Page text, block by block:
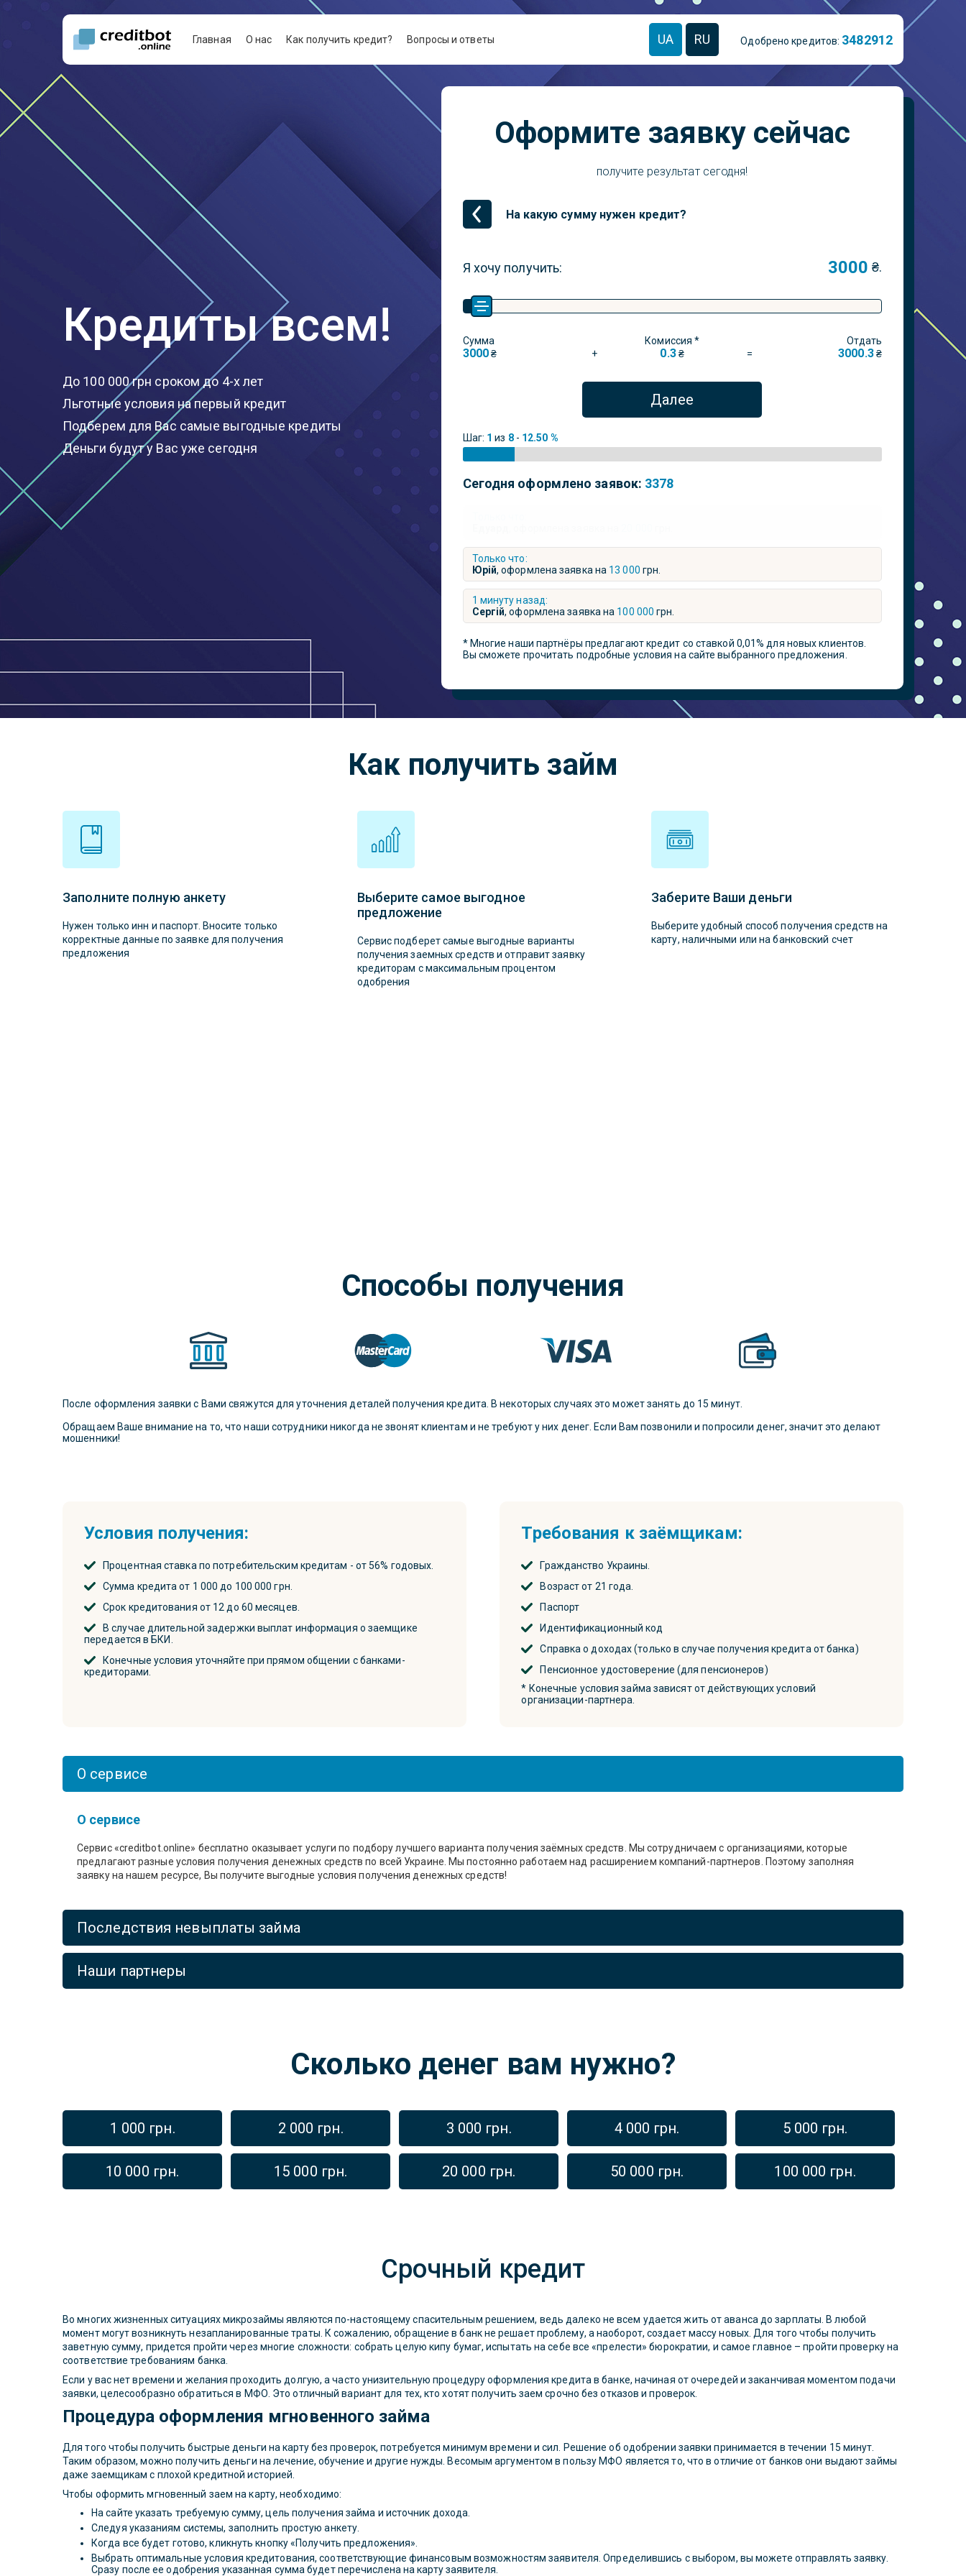
Главная О нас Как получить кредит? Вопросы и ответы UA RU Одобрено кредитов: 3482912
Кредиты всем!
До 100 000 грн сроком до 4-х лет
Льготные условия на первый кредит
Подберем для Вас самые выгодные кредиты
Деньги будут у Вас уже сегодня
Оформите заявку сейчас
получите результат сегодня!
На какую сумму нужен кредит?
Я хочу получить: ₴.
Сумма Комиссия * Отдать
3000₴ + 0.3₴ = 3000.3₴
Далее
Шаг: 1 из 8- 12.50 %
Сегодня оформлено заявок: 3378
Только что:
Юрій, оформлена заявка на 13 000 грн.
1 минуту назад:
Сергій, оформлена заявка на 100 000 грн.
* Многие наши партнёры предлагают кредит со ставкой 0,01% для новых клиентов.
Вы сможете прочитать подробные условия на сайте выбранного предложения.
Как получить займ
Заполните полную анкету
Нужен только инн и паспорт. Вносите только
корректные данные по заявке для получения
предложения
Выберите самое выгодное
предложение
Сервис подберет самые выгодные варианты
получения заемных средств и отправит заявку
кредиторам с максимальным процентом
одобрения
Заберите Ваши деньги
Выберите удобный способ получения средств на
карту, наличными или на банковский счет
Способы получения
После оформления заявки с Вами свяжутся для уточнения деталей получения кредита. В некоторых случаях это может занять до 15 минут.
Обращаем Ваше внимание на то, что наши сотрудники никогда не звонят клиентам и не требуют у них денег. Если Вам позвонили и попросили денег, значит это делают
мошенники!
Условия получения:
Процентная ставка по потребительским кредитам - от 56% годовых.
Сумма кредита от 1 000 до 100 000 грн.
Срок кредитования от 12 до 60 месяцев.
В случае длительной задержки выплат информация о заемщике
передается в БКИ.
Конечные условия уточняйте при прямом общении с банками-
кредиторами.
Требования к заёмщикам:
Гражданство Украины.
Возраст от 21 года.
Паспорт
Идентификационный код
Справка о доходах (только в случае получения кредита от банка)
Пенсионное удостоверение (для пенсионеров)
* Конечные условия займа зависят от действующих условий
организации-партнера.
О сервисе
О сервисе
Сервис «creditbot.online» бесплатно оказывает услуги по подбору лучшего варианта получения заёмных средств. Мы сотрудничаем с организациями, которые
предлагают разные условия получения денежных средств по всей Украине. Мы постоянно работаем над расширением компаний-партнеров. Поэтому заполняя
заявку на нашем ресурсе, Вы получите выгодные условия получения денежных средств!
Последствия невыплаты займа
Наши партнеры
Сколько денег вам нужно?
1 000 грн. 2 000 грн. 3 000 грн. 4 000 грн. 5 000 грн.
10 000 грн. 15 000 грн. 20 000 грн. 50 000 грн. 100 000 грн.
Срочный кредит
Во многих жизненных ситуациях микрозаймы являются по-настоящему спасительным решением, ведь далеко не всем удается жить от аванса до зарплаты. В любой
момент могут возникнуть незапланированные траты. К сожалению, обращение в банк не решает проблему, а наоборот, создает массу новых. Для того чтобы получить
заветную сумму, придется пройти через многие сложности: собрать целую кипу бумаг, испытать на себе все «прелести» бюрократии, и самое главное – пройти проверку на
соответствие требованиям банка.
Если у вас нет времени и желания проходить долгую, а часто унизительную процедуру оформления кредита в банке, начиная от очередей и заканчивая моментом подачи
заявки, целесообразно обратиться в МФО. Это отличный вариант для тех, кто хотят получить заем срочно без отказов и проверок.
Процедура оформления мгновенного займа
Для того чтобы получить быстрые деньги на карту без проверок, потребуется минимум времени и сил. Решение об одобрении заявки принимается в течении 15 минут.
Таким образом, можно получить деньги на лечение, обучение и другие нужды. Весомым аргументом в пользу МФО является то, что в отличие от банков они выдают займы
даже заемщикам с плохой кредитной историей.
Чтобы оформить мгновенный заем на карту, необходимо:
На сайте указать требуемую сумму, цель получения займа и источник дохода.
Следуя указаниям системы, заполнить простую анкету.
Когда все будет готово, кликнуть кнопку «Получить предложения».
Выбрать оптимальные условия кредитования, соответствующие финансовым возможностям заявителя. Определившись с выбором, вы можете отправлять заявку.
Сразу после ее одобрения указанная сумма будет перечислена на карту заявителя.